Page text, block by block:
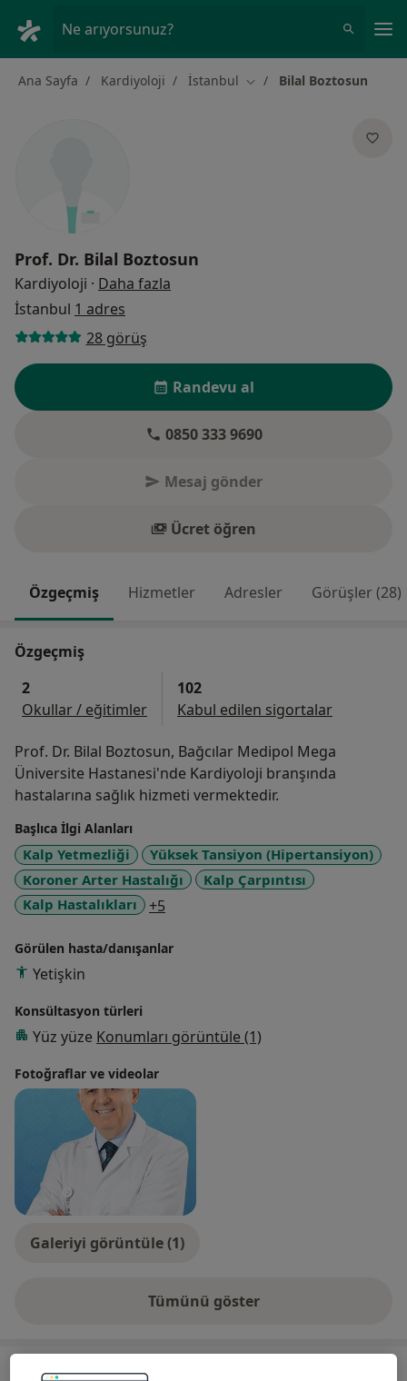
Ne arıyorsunuz?
Ana Sayfa Kardiyoloji İstanbul Şehir değiştir
Bilal Boztosun
Prof. Dr. Bilal Boztosun
Kardiyoloji · Daha fazla
İstanbul 1 adres
28 görüş
Randevu al
0850 333 9690
Mesaj gönder
Ücret öğren
Özgeçmiş Hizmetler Adresler Görüşler (28)
Özgeçmiş
2
Okullar / eğitimler
102
Kabul edilen sigortalar
Prof. Dr. Bilal Boztosun, Bağcılar Medipol Mega
Üniversite Hastanesi'nde Kardiyoloji branşında
hastalarına sağlık hizmeti vermektedir.
Başlıca İlgi Alanları
Kalp Yetmezliği
Yüksek Tansiyon (Hipertansiyon)
Koroner Arter Hastalığı
Kalp Çarpıntısı
Kalp Hastalıkları
+5
Görülen hasta/danışanlar
Yetişkin
Konsültasyon türleri
Yüz yüze Konumları görüntüle (1)
Fotoğraflar ve videolar
Galeriyi görüntüle (1)
Tümünü gösterdeneyim hakkında
Hizmetler